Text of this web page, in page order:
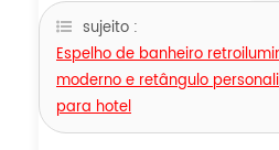
sujeito :
Espelho de banheiro
moderno e retângulo
para hotel